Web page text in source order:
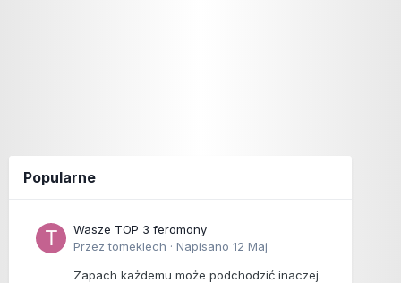
Popularne
Wasze TOP 3 feromony
Przeztomeklech · Napisano 12 Maj
Zapach każdemu może podchodzić inaczej.